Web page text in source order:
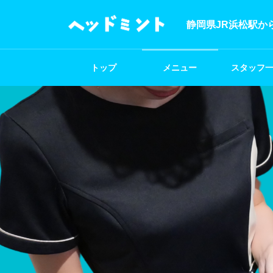
静岡県JR浜松駅か
トップ メニュー スタッフ